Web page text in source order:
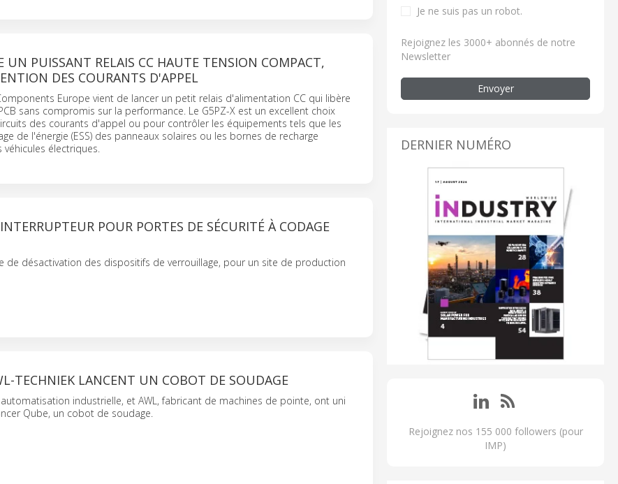
UN PUISSANT RELAIS CC HAUTE TENSION COMPACT,
DES COURANTS D'APPEL
Europe vient de lancer un petit relais d'alimentation CC qui libère
sans compromis sur la performance. Le G5PZ-X est un excellent choix
des courants d'appel ou pour contrôler les équipements tels que les
de l'énergie (ESS) des panneaux solaires ou les bornes de recharge
électriques.
POUR PORTES DE SÉCURITÉ À CODAGE
de désactivation des dispositifs de verrouillage, pour un site de production
TECHNIEK LANCENT UN COBOT DE SOUDAGE
industrielle, et AWL, fabricant de machines de pointe, ont uni
Qube, un cobot de soudage.
Je ne suis pas un robot.
Rejoignez les 3000+ abonnés de notre
Newsletter
Envoyer
DERNIER NUMÉRO
Rejoignez nos 155 000 followers (pour
IMP)